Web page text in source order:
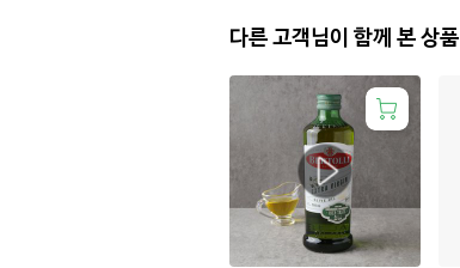
다른 고객님이 함께 본 상품